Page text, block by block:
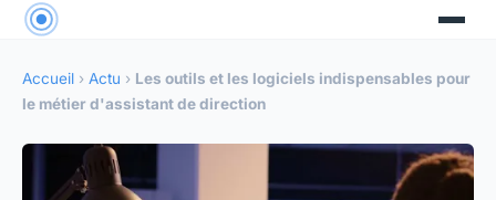
Accueil › Actu › Les outils et les logiciels indispensables pour
le métier d'assistant de direction